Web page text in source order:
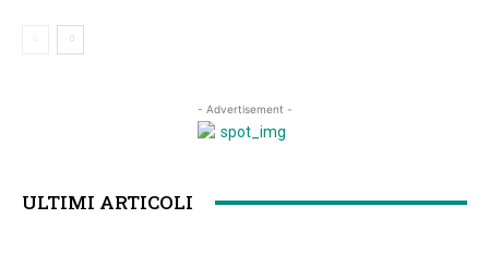
- Advertisement -
ULTIMI ARTICOLI